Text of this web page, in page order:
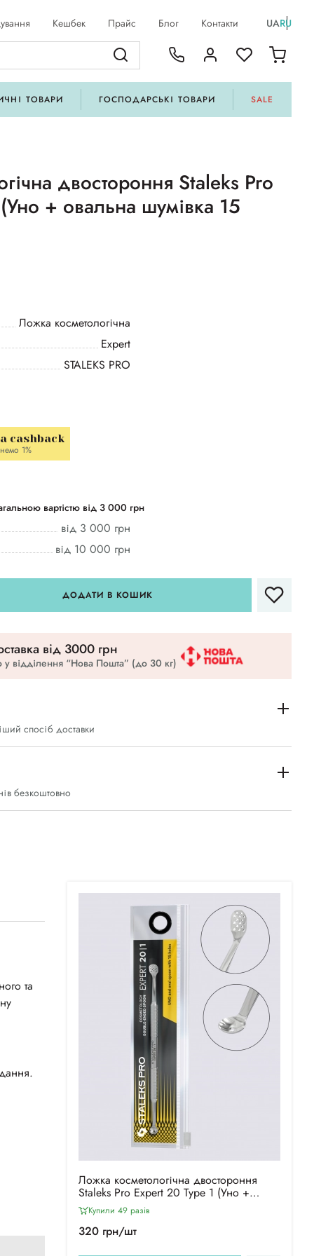
Кешбек Прайс Блог Контакти UARU
ТОВАРИ ГОСПОДАРСЬКІ ТОВАРИ SALE
двостороння Staleks Pro
+ овальна шумівка 15
Ложка косметологічна
Expert
STALEKS PRO
cashback
1%
вартістю від 3 000 грн
від 3 000 грн
від 10 000 грн
ДОДАТИ В КОШИК
вiд 3000 грн
відділення “Нова Пошта” (до 30 кг)
спосіб доставки
безкоштовно
та
Ложка косметологічна двостороння
Staleks Pro Expert 20 Type 1 (Уно +
овальна шумівка 15 отворів)
Купили 49 разiв
320 грн/шт